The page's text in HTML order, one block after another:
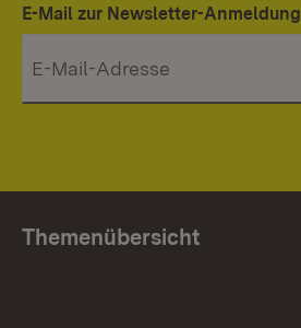
E-Mail zur Newsletter-Anmeldung
Themenübersicht